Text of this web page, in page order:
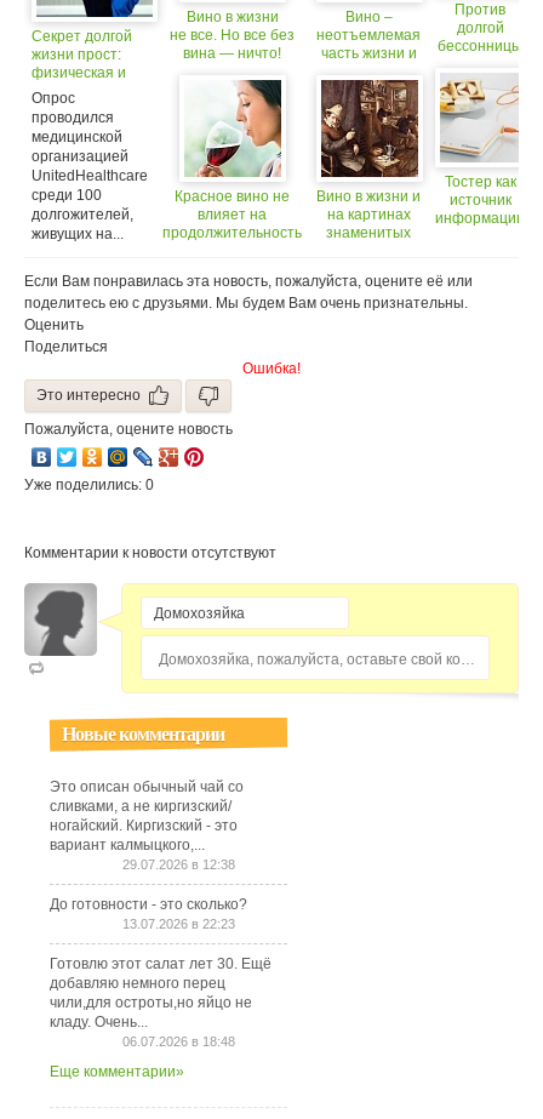
Секрет долгой
жизни прост:
физическая и
эмоциональная
активность
Опрос
проводился
медицинской
организацией
UnitedHealthcare
среди 100
долгожителей,
живущих на...
Вино в жизни
не все. Но все без
вина — ничто!
Красное вино не
влияет на
продолжительность
Вино –
неотъемлемая
часть жизни и
апулийцев!
Вино в жизни и
на картинах
знаменитых
века
Против
долгой
бессонницы
не властно
Тостер как
источник
информации
Если Вам понравилась эта новость, пожалуйста, оцените её или
поделитесь ею с друзьями. Мы будем Вам очень признательны.
Оценить
Поделиться
Ошибка!
Это интересно
Пожалуйста, оцените новость
Уже поделились: 0
Комментарии к новости отсутствуют
Домохозяйка, пожалуйста, оставьте свой комментарий...
Новые комментарии
Это описан обычный чай со
сливками, а не киргизский/
ногайский. Киргизский - это
вариант калмыцкого,...
29.07.2026 в 12:38
До готовности - это сколько?
13.07.2026 в 22:23
Готовлю этот салат лет 30. Ещё
добавляю немного перец
чили,для остроты,но яйцо не
кладу. Очень...
06.07.2026 в 18:48
Еще комментарии»